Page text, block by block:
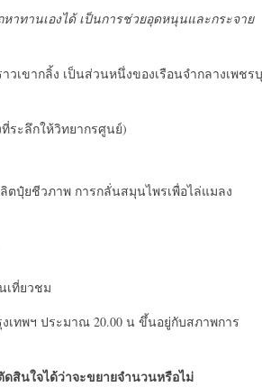
าทานเองได้ เป็นการช่วยอุดหนุนและกระจาย
วเขากลิ้ง เป็นส่วนหนึ่งของเรือนจำกลางเพชร
ระลึกให้วิทยากรศูนย์)
ตปุ๋ยชีวภาพ การกลั่นสมุนไพรเพื่อไล่แมลง
เที่ยวชม
เทพฯ ประมาณ 20.00 น ขึ้นอยู่กับสภาพการ
สินใจได้ว่าจะขยายจำนวนหรือไม่